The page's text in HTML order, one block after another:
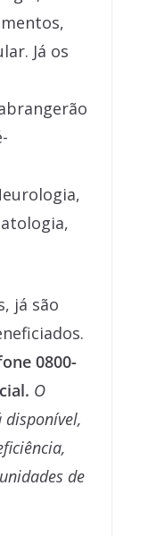
Já os
já são
0800-
O
disponível,
de